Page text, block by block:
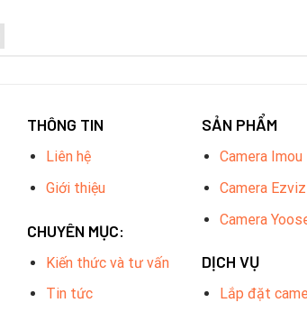
THÔNG TIN
Liên hệ
Giới thiệu
CHUYÊN MỤC:
Kiến thức và tư vấn
Tin tức
SẢN PHẨM
Camera Imou
Camera Ezviz
Camera
DỊCH VỤ
Lắp đặt